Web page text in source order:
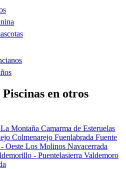
en otros
Montaña Camarma de Esteruelas
Colmenarejo Fuenlabrada Fuente
Oeste Los Molinos Navacerrada
- Puentelasierra Valdemoro